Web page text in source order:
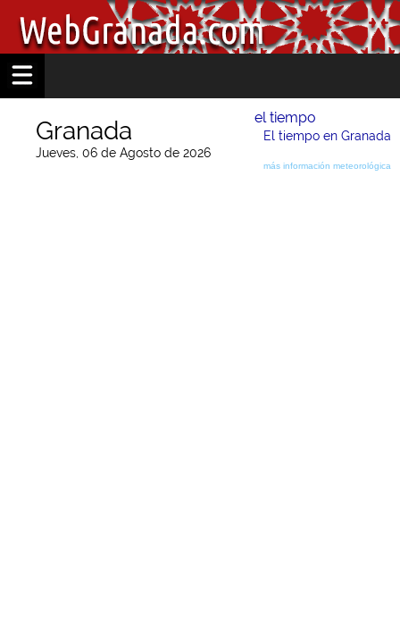
Granada
Jueves, 06 de Agosto de 2026
el tiempo
El tiempo en Granada
más información meteorológica